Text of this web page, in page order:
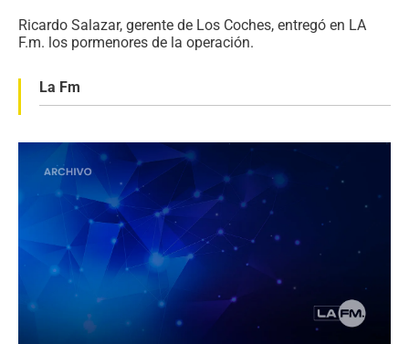
Ricardo Salazar, gerente de Los Coches, entregó en LA
F.m. los pormenores de la operación.
La Fm